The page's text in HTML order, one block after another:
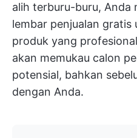
alih terburu-buru, Anda
lembar penjualan
produk yang
akan memukau calon
potensial, bahkan
dengan Anda.